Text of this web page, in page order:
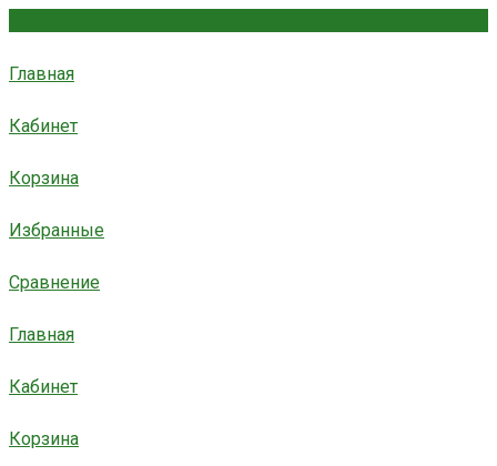
Главная
Кабинет
Корзина
Избранные
Сравнение
Главная
Кабинет
Корзина